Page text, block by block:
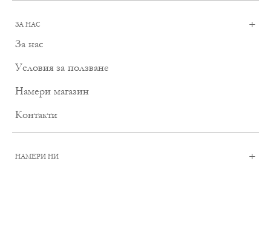
ЗА НАС
+
За нас
Условия за ползване
Намери магазин
Контакти
НАМЕРИ НИ +